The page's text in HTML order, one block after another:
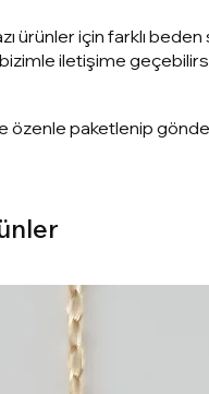
ürünler için farklı
iletişime
özenle paketlenip